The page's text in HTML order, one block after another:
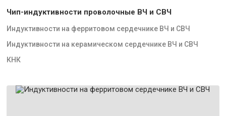
Чип-индуктивности проволочные ВЧ и СВЧ
Индуктивности на ферритовом сердечнике ВЧ и СВЧ
Индуктивности на керамическом сердечнике ВЧ и СВЧ
КНК